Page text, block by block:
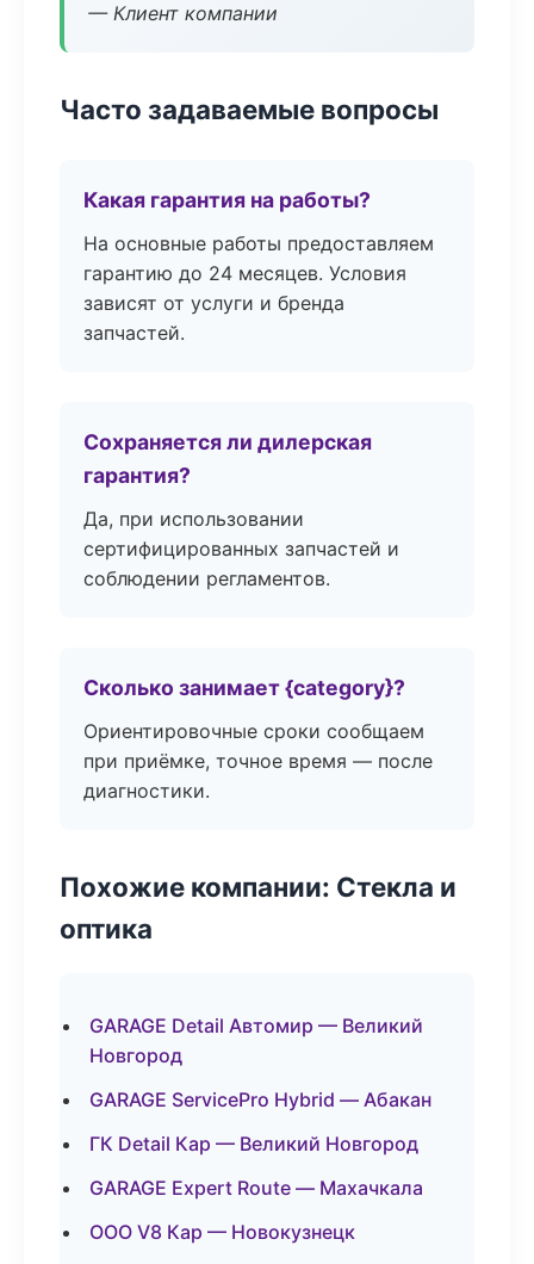
— Клиент компании
Часто задаваемые вопросы
Какая гарантия на работы?
На основные работы предоставляем
гарантию до 24 месяцев. Условия
зависят от услуги и бренда
запчастей.
Сохраняется ли дилерская
гарантия?
Да, при использовании
сертифицированных запчастей и
соблюдении регламентов.
Сколько занимает {category}?
Ориентировочные сроки сообщаем
при приёмке, точное время — после
диагностики.
Похожие компании: Стекла и
оптика
GARAGE Detail Автомир — Великий
Новгород
GARAGE ServicePro Hybrid — Абакан
ГК Detail Кар — Великий Новгород
GARAGE Expert Route — Махачкала
ООО V8 Кар — Новокузнецк